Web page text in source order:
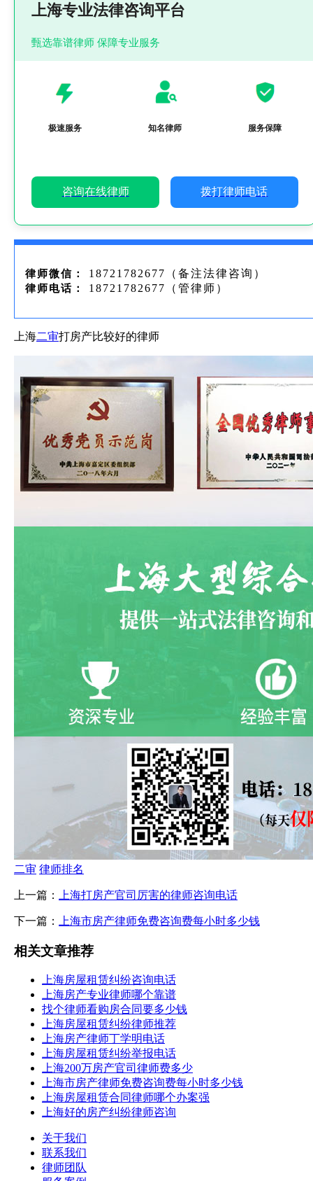
上海专业法律咨询平台
甄选靠谱律师 保障专业服务
极速服务 知名律师 服务保障
咨询在线律师 拨打律师电话
律师微信： 18721782677（备注法律咨询）
律师电话： 18721782677（管律师）
上海二审打房产比较好的律师
二审 律师排名
上一篇： 上海打房产官司厉害的律师咨询电话
下一篇： 上海市房产律师免费咨询费每小时多少钱
相关文章推荐
上海房屋租赁纠纷咨询电话
上海房产专业律师哪个靠谱
找个律师看购房合同要多少钱
上海房屋租赁纠纷律师推荐
上海房产律师丁学明电话
上海房屋租赁纠纷举报电话
上海200万房产官司律师费多少
上海市房产律师免费咨询费每小时多少钱
上海房屋租赁合同律师哪个办案强
上海好的房产纠纷律师咨询
关于我们
联系我们
律师团队